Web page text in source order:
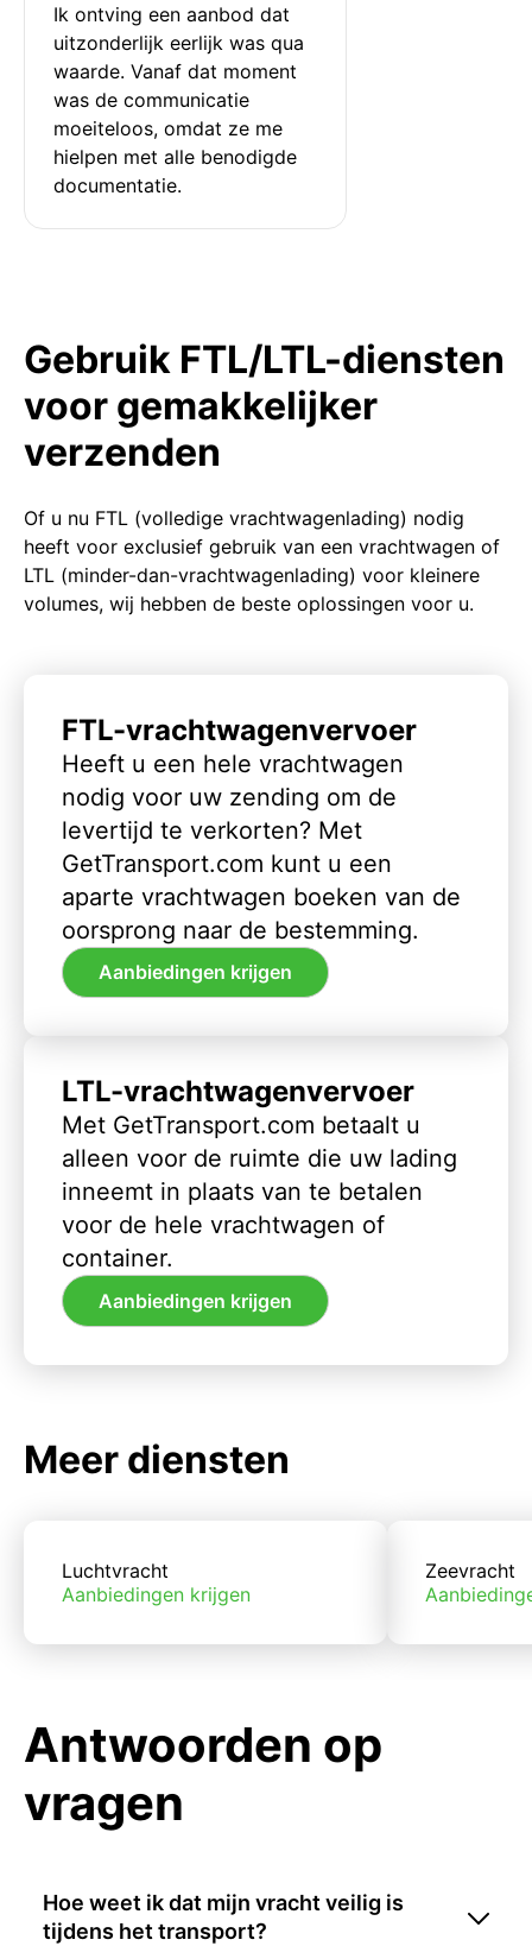
Ik ontving een aanbod dat
uitzonderlijk eerlijk was qua
waarde. Vanaf dat moment
was de communicatie
moeiteloos, omdat ze me
hielpen met alle benodigde
documentatie.
Gebruik FTL/LTL-diensten
voor gemakkelijker
verzenden
Of u nu FTL (volledige vrachtwagenlading) nodig
heeft voor exclusief gebruik van een vrachtwagen of
LTL (minder-dan-vrachtwagenlading) voor kleinere
volumes, wij hebben de beste oplossingen voor u.
FTL-vrachtwagenvervoer
Heeft u een hele vrachtwagen
nodig voor uw zending om de
levertijd te verkorten? Met
GetTransport.com kunt u een
aparte vrachtwagen boeken van de
oorsprong naar de bestemming.
Aanbiedingen krijgen
LTL-vrachtwagenvervoer
Met GetTransport.com betaalt u
alleen voor de ruimte die uw lading
inneemt in plaats van te betalen
voor de hele vrachtwagen of
container.
Aanbiedingen krijgen
Meer diensten
Luchtvracht
Aanbiedingen krijgen
Zeevracht
Antwoorden op
vragen
Hoe weet ik dat mijn vracht veilig is
tijdens het transport?